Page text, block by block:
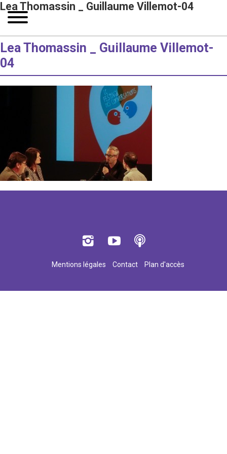
Lea Thomassin _ Guillaume Villemot-
04
Lea Thomassin _ Guillaume Villemot-04
Mentions légales Contact Plan d'accès